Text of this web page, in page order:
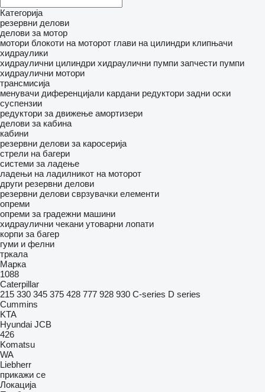
Категорија
резервни делови
делови за мотор
мотори блокоти на моторот глави на цилиндри клипњачи
хидраулики
хидраулични цилиндри хидраулични пумпи запчести пумпи
хидраулични мотори
трансмисија
менувачи диференцијали кардани редуктори задни оски
суспензии
редуктори за движење амортизери
делови за кабина
кабини
резервни делови за каросерија
стрели на багери
системи за ладење
ладењи на ладилникот на моторот
други резервни делови
резервни делови сврзувачки елементи
опреми
опреми за градежни машини
хидраулични чекани утоварни лопати
корпи за багер
гуми и фелни
тркала
Марка
1088
Caterpillar
215 330 345 375 428 777 928 930 C-series D series
Cummins
KTA
Hyundai JCB
426
Komatsu
WA
Liebherr
прикажи се
Локација